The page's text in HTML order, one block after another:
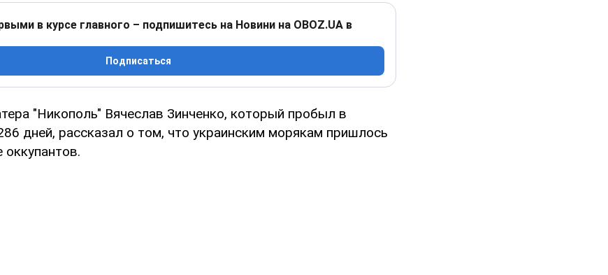
в курсе главного – подпишитесь на Новини на OBOZ.UA в
Подписаться
"Никополь" Вячеслав Зинченко, который пробыл в
дней, рассказал о том, что украинским морякам пришлось